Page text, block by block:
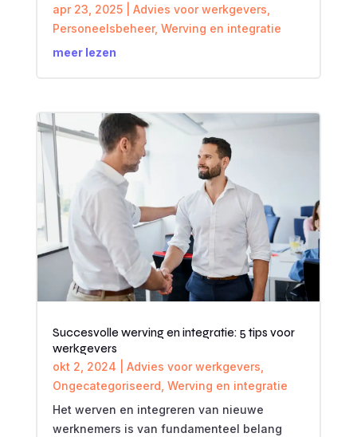
apr 23, 2025| Advies voor werkgevers
Personeelsbeheer, Werving en integratie
meer lezen
Succesvolle werving en integratie: 5 tips voor
werkgevers
okt 2, 2024
Advies voor werkgevers
Ongecategoriseerd Werving en integratie
Het werven en integreren van nieuwe
werknemers is van fundamenteel belang